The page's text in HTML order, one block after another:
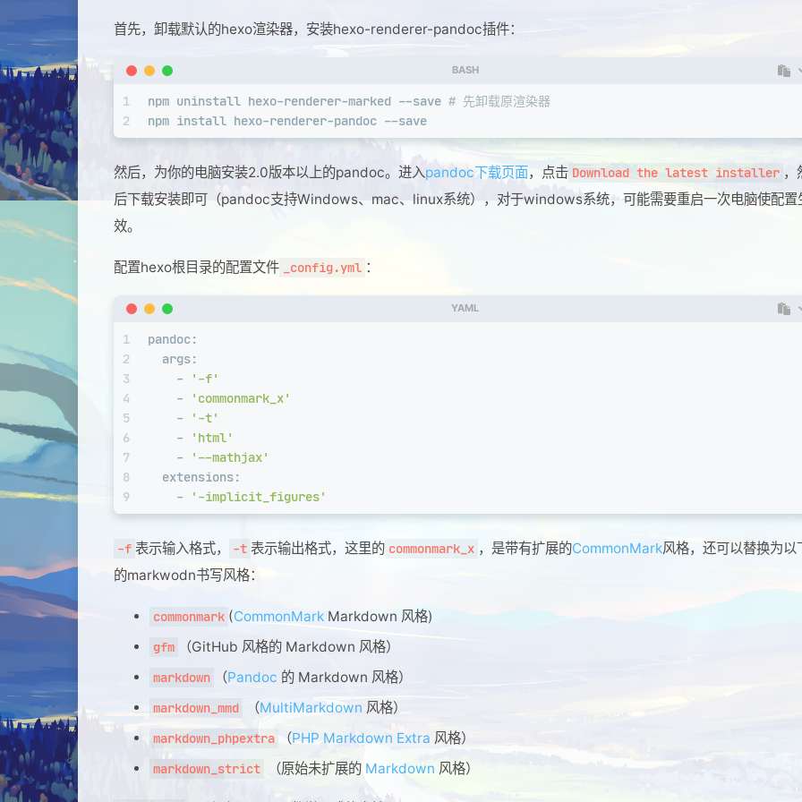
首先，卸载默认的hexo渲染器，安装hexo-renderer-pandoc插件：
BASH
1
2
npm uninstall hexo-renderer-marked --save # 先卸载原渲染器
npm install hexo-renderer-pandoc --save
然后，为你的电脑安装2.0版本以上的pandoc。进入pandoc下载页面，点击 Download the latest installer ，
后下载安装即可（pandoc支持Windows、mac、linux系统），对于windows系统，可能需要重启一次电脑使配置
效。
配置hexo根目录的配置文件 _config.yml ：
YAML
1
2
3
4
5
6
7
8
9
pandoc:
args:
-
'-f'
-
'commonmark_x'
-
'-t'
-
'html'
-
'--mathjax'
extensions:
-
'-implicit_figures'
-f 表示输入格式， -t 表示输出格式，这里的 commonmark_x ，是带有扩展的CommonMark风格，还可以替换为以
的markwodn书写风格：
commonmark (CommonMark Markdown 风格)
gfm （GitHub 风格的 Markdown 风格）
markdown （Pandoc 的 Markdown 风格）
markdown_mmd （MultiMarkdown 风格）
markdown_phpextra （PHP Markdown Extra 风格）
markdown_strict （原始未扩展的 Markdown 风格）